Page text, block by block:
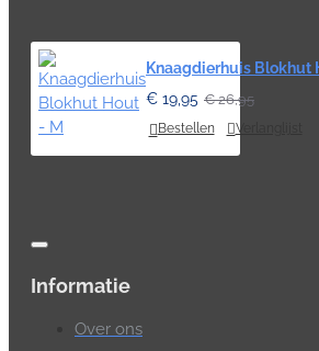
Knaagdierhuis Blokhut
€ 19,95 € 26,95
Bestellen Verlanglijst
Informatie
Over ons